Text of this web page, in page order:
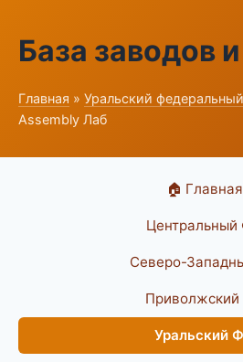
База заводов
Главная » Уральский
Assembly Лаб
🏠 Главная
Северо-
Уральский